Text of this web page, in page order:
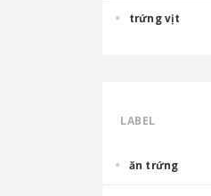
trứng vịt
LABEL
ăn trứng